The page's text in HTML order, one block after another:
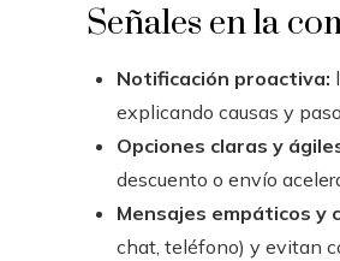
Señales en la
Notificación proactiva:
explicando causas y
Opciones claras y
descuento o envío
Mensajes empáticos y
chat, teléfono) y evitan